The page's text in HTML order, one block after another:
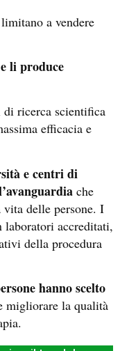
a vendere
li produce
ricerca scientifica
efficacia e
e centri di
che
vita delle persone. I
accreditati,
della procedura
hanno scelto
migliorare la qualità